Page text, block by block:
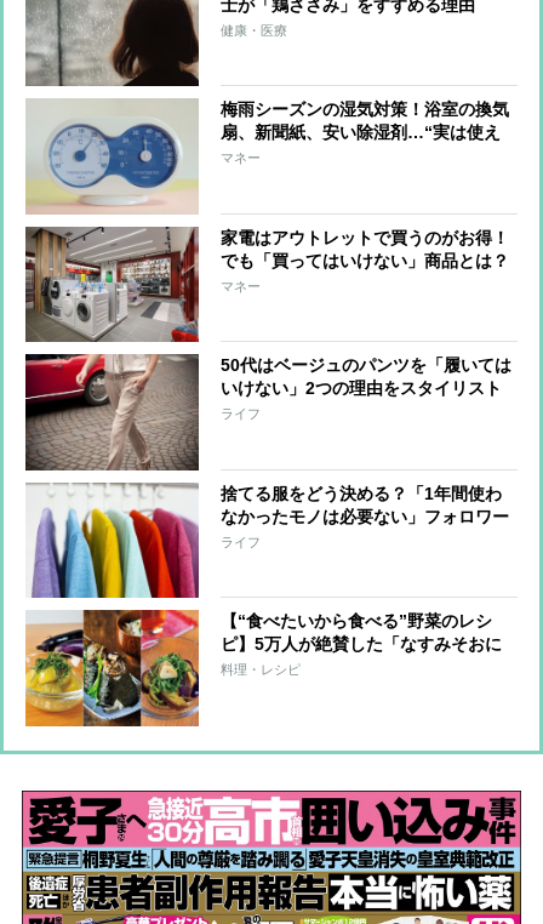
士が「鶏ささみ」をすすめる理由
健康・医療
梅雨シーズンの湿気対策！浴室の換気
扇、新聞紙、安い除湿剤…“実は使え
る”効果的な方法を解説
マネー
家電はアウトレットで買うのがお得！
でも「買ってはいけない」商品とは？
マネー
50代はベージュのパンツを「履いては
いけない」2つの理由をスタイリスト
が解説
ライフ
捨てる服をどう決める？「1年間使わ
なかったモノは必要ない」フォロワー
16万人超のインスタグラマーが伝授す
ライフ
【“食べたいから食べる”野菜のレシ
ピ】5万人が絶賛した「なすみそおに
ぎり」や「揚げない揚げなす」等なす
料理・レシピ